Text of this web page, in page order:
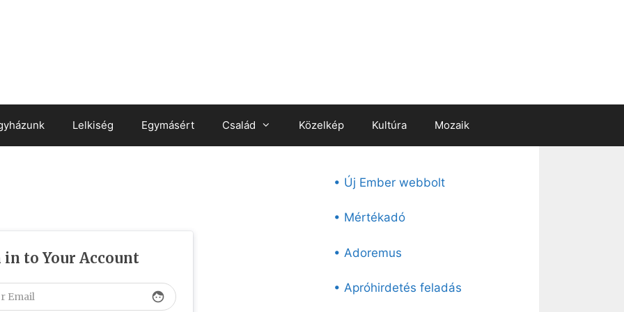
Lelkiség Egymásért Család Közelkép Kultúra Mozaik
in to Your Account
face
• Új Ember webbolt
• Mértékadó
• Adoremus
• Apróhirdetés feladás